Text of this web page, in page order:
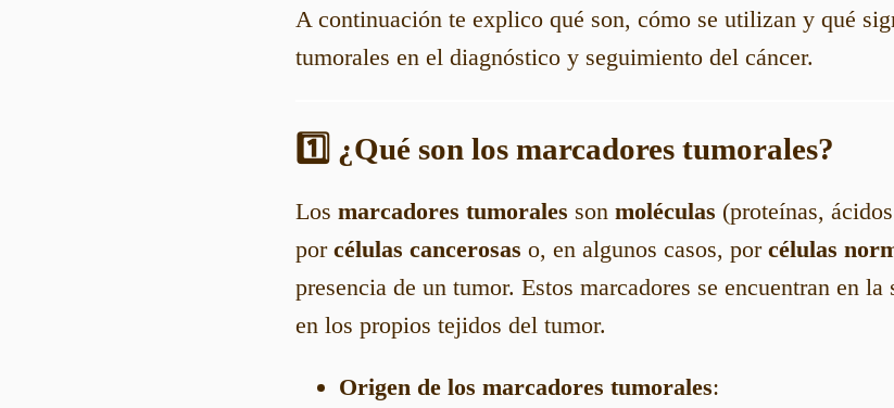
A continuación te explico qué son, cómo se utilizan y qué
tumorales en el diagnóstico y seguimiento del cáncer.
1️⃣ ¿Qué son los marcadores tumorales?
Los marcadores tumorales son moléculas (proteínas,
por células cancerosas o, en algunos casos, por células
presencia de un tumor. Estos marcadores se encuentran en
en los propios tejidos del tumor.
Origen de los marcadores tumorales: